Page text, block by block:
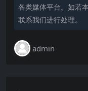
各类媒体平台。如若
联系我们进行处理。
admin